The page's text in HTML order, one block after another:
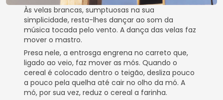
Às velas brancas, sumptuosas na sua
simplicidade, resta-lhes dançar ao som da
música tocada pelo vento. A dança das velas faz
mover o mastro.
Presa nele, a entrosga engrena no carreto que,
ligado ao veio, faz mover as mós. Quando o
cereal é colocado dentro o teigão, desliza pouco
a pouco pela quelha até cair no olho da mó. A
mó, por sua vez, reduz o cereal a farinha.